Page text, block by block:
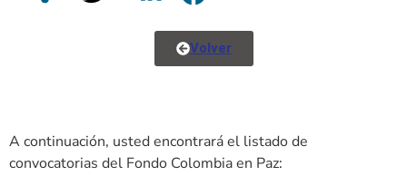
Volver
A continuación, usted encontrará el listado de
convocatorias del Fondo Colombia en Paz: